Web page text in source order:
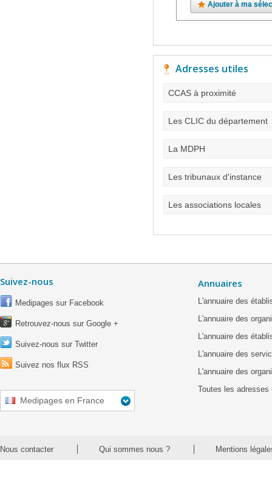
Ajouter à ma
Adresses utiles
CCAS à proximité
Les CLIC du département
La MDPH
Les tribunaux d'instance
Les associations locales
Suivez-nous
Medipages sur Facebook
Retrouvez-nous sur Google +
Suivez-nous sur Twitter
Suivez nos flux RSS
Medipages en France
Annuaires
L'annuaire des
L'annuaire des
L'annuaire des
L'annuaire des
L'annuaire des
Toutes les adresses
Nous contacter Qui sommes nous ? Mentions